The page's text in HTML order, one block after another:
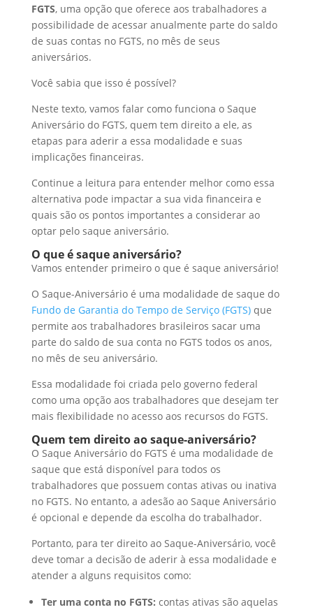
I
n
o
o
t
s
p
p
a
r
FGTS, uma opção que oferece aos trabalhadores a
possibilidade de acessar anualmente parte do saldo
de suas contas no FGTS, no mês de seus
aniversários.
Você sabia que isso é possível?
Neste texto, vamos falar como funciona o Saque
Aniversário do FGTS, quem tem direito a ele, as
etapas para aderir a essa modalidade e suas
implicações financeiras.
Continue a leitura para entender melhor como essa
alternativa pode impactar a sua vida financeira e
quais são os pontos importantes a considerar ao
optar pelo saque aniversário.
O que é saque aniversário?
Vamos entender primeiro o que é saque aniversário!
O Saque-Aniversário é uma modalidade de saque do
Fundo de Garantia do Tempo de Serviço (FGTS)que
permite aos trabalhadores brasileiros sacar uma
parte do saldo de sua conta no FGTS todos os anos,
no mês de seu aniversário.
Essa modalidade foi criada pelo governo federal
como uma opção aos trabalhadores que desejam ter
mais flexibilidade no acesso aos recursos do FGTS.
Quem tem direito ao saque-aniversário?
O Saque Aniversário do FGTS é uma modalidade de
saque que está disponível para todos os
trabalhadores que possuem contas ativas ou inativa
no FGTS. No entanto, a adesão ao Saque Aniversário
é opcional e depende da escolha do trabalhador.
Portanto, para ter direito ao Saque-Aniversário, você
deve tomar a decisão de aderir à essa modalidade e
atender a alguns requisitos como:
Ter uma conta no FGTS: contas ativas são aquelas